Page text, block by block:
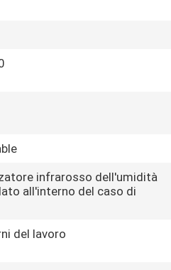
infrarosso dell'umidità
all'interno del caso di
del lavoro